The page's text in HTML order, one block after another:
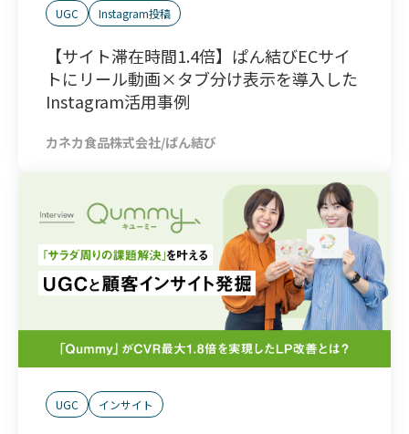
UGC Instagram投稿
【サイト滞在時間1.4倍】ぱん結びECサイ
トにリール動画×タブ分け表示を導入した
Instagram活用事例
カネカ食品株式会社/ぱん結び
UGC インサイト